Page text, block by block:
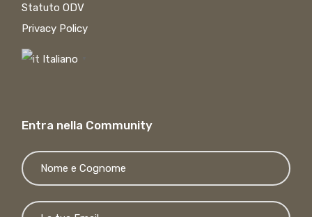
Statuto ODV
Privacy Policy
Italiano
Entra nella Community
Si